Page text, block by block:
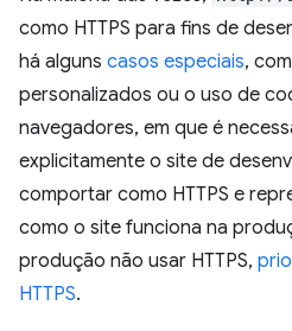
como HTTPS para fins de
há alguns casos especiais,
personalizados ou o uso de
navegadores, em que é
explicitamente o site de
comportar como HTTPS e
como o site funciona na
produção não usar HTTPS,
HTTPS.